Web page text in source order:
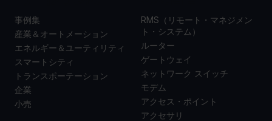
事例集
産業＆オートメーション
エネルギー＆ユーティリティ
スマートシティ
トランスポーテーション
企業
小売
RMS（リモート・マネジメン
ト・システム）
ルーター
ゲートウェイ
ネットワーク スイッチ
モデム
アクセス・ポイント
アクセサリ